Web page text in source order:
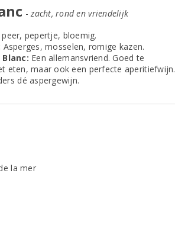
-zacht, rond en vriendelijk
pepertje, bloemig.
Asperges, mosselen, romige kazen.
Een allemansvriend. Goed te
eten, maar ook een perfecte aperitiefwijn.
dé aspergewijn.